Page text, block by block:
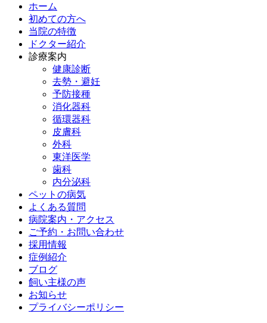
ホーム
初めての方へ
当院の特徴
ドクター紹介
診療案内
健康診断
去勢・避妊
予防接種
消化器科
循環器科
皮膚科
外科
東洋医学
歯科
内分泌科
ペットの病気
よくある質問
病院案内・アクセス
ご予約・お問い合わせ
採用情報
症例紹介
ブログ
飼い主様の声
お知らせ
プライバシーポリシー